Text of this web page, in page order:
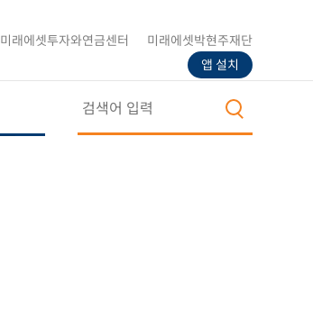
미래에셋투자와연금센터
미래에셋박현주재단
앱 설치